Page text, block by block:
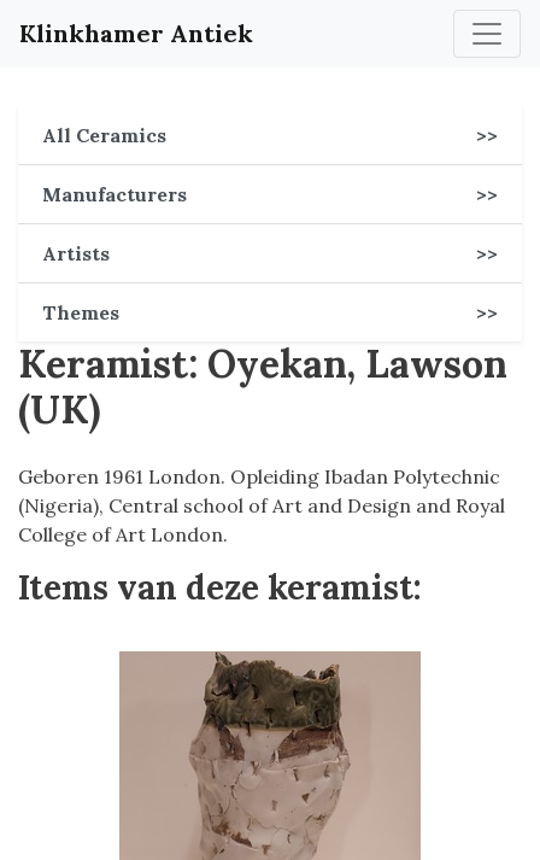
Klinkhamer Antiek
All Ceramics >>
Manufacturers >>
Artists >>
Themes >>
Keramist: Oyekan, Lawson
(UK)
Geboren 1961 London. Opleiding Ibadan Polytechnic
(Nigeria), Central school of Art and Design and Royal
College of Art London.
Items van deze keramist: